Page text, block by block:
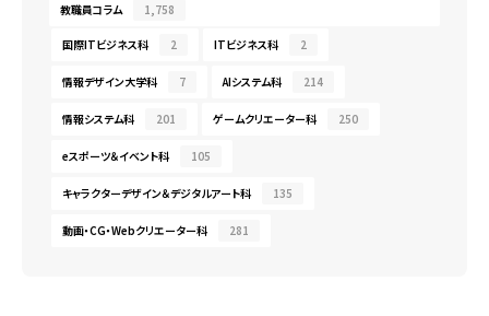
教職員コラム 1,758
国際ITビジネス科 2 ITビジネス科 2
情報デザイン大学科 7 AIシステム科 214
情報システム科 201 ゲームクリエーター科 250
eスポーツ＆イベント科 105
キャラクターデザイン＆デジタルアート科 135
動画・CG・Webクリエーター科 281